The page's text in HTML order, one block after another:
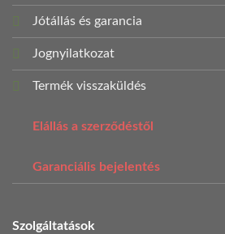
Jótállás és garancia
Jognyilatkozat
Termék visszaküldés
Elállás a szerződéstől
Garanciális bejelentés
Szolgáltatások